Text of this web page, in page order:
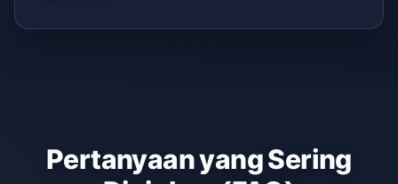
Pertanyaan yang Sering